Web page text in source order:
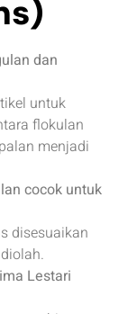
dan
untuk
flokulan
menjadi
cocok untuk
disesuaikan
Lestari